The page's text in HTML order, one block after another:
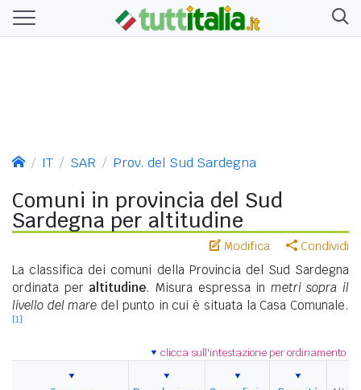
IT SAR Prov. del Sud Sardegna
Comuni in provincia del Sud
Sardegna per altitudine
Modifica Condividi
La classifica dei comuni della Provincia del Sud Sardegna
ordinata per altitudine. Misura espressa in metri sopra il
livello del mare del punto in cui è situata la Casa Comunale.
[1]
clicca sull'intestazione per ordinamento